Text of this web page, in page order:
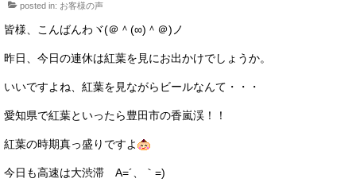
M’sCollection
買取のご案内
店舗情報
店舗情報
posted in: お客様の声
皆様、こんばんわヾ(＠＾(∞)＾＠)ノ
昨日、今日の連休は紅葉を見にお出かけでしょうか。
いいですよね、紅葉を見ながらビールなんて・・・
愛知県で紅葉といったら豊田市の香嵐渓！！
紅葉の時期真っ盛りですよ
今日も高速は大渋滞 A=´、｀=)ゞ